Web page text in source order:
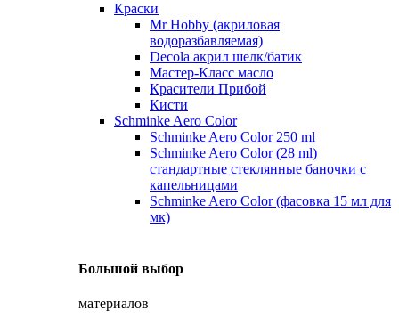
Краски
Mr Hobby (акриловая
водоразбавляемая)
Decola акрил шелк/батик
Мастер-Класс масло
Красители Прибой
Кисти
Schminke Aero Color
Schminke Aero Color 250 ml
Schminke Aero Color (28 ml)
стандартные стеклянные баночки с
капельницами
Schminke Aero Color (фасовка 15 мл для
мк)
Большой выбор
материалов